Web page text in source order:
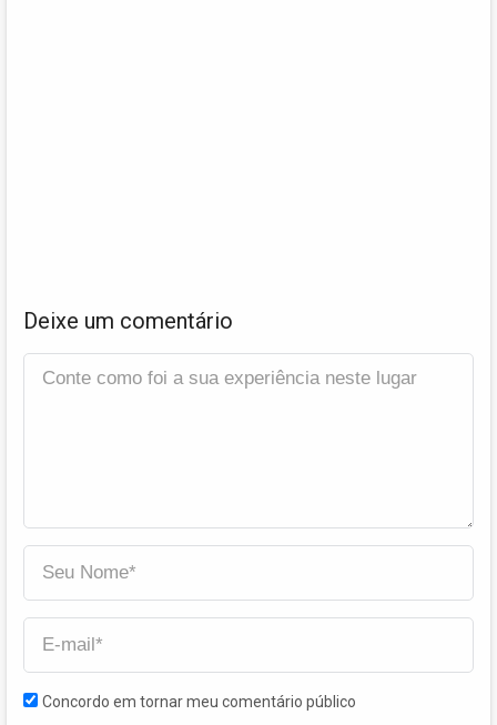
Deixe um comentário
Concordo em tornar meu comentário público